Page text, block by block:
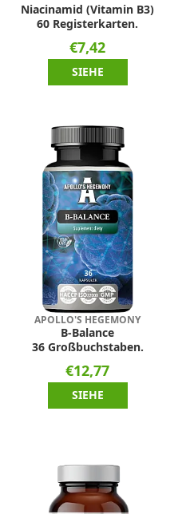
Niacinamid (Vitamin B3)
60 Registerkarten.
€7,42
SIEHE
APOLLO'S HEGEMONY
B-Balance
36 Großbuchstaben.
€12,77
SIEHE